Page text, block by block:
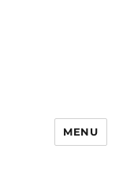
MENU